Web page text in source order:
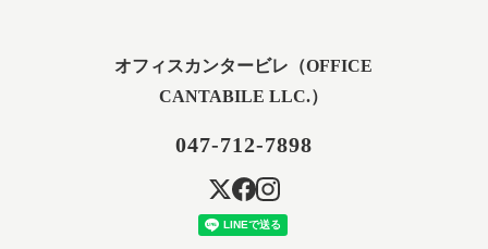
オフィスカンタービレ（OFFICE
CANTABILE LLC.）
047-712-7898